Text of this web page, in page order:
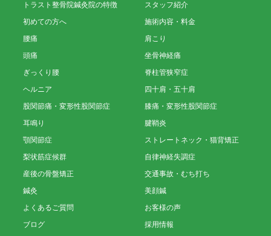
トラスト整骨院鍼灸院の特徴
スタッフ紹介
初めての方へ
施術内容・料金
腰痛
肩こり
頭痛
坐骨神経痛
ぎっくり腰
脊柱管狭窄症
ヘルニア
四十肩・五十肩
股関節痛・変形性股関節症
膝痛・変形性股関節症
耳鳴り
腱鞘炎
顎関節症
ストレートネック・猫背矯正
梨状筋症候群
自律神経失調症
産後の骨盤矯正
交通事故・むち打ち
鍼灸
美顔鍼
よくあるご質問
お客様の声
ブログ
採用情報